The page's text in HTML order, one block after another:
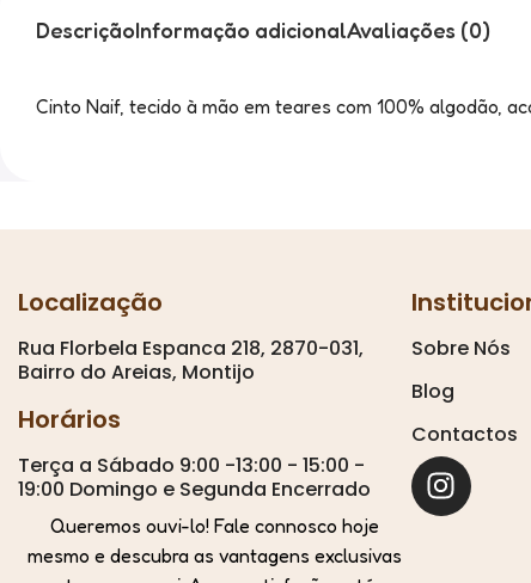
DescriçãoInformação adicionalAvaliações (0)
Cinto Naif, tecido à mão em teares com 100% algodão,
Localização
Rua Florbela Espanca 218, 2870-031,
Bairro do Areias, Montijo
Horários
Terça a Sábado 9:00 -13:00 - 15:00 -
19:00 Domingo e Segunda Encerrado
Queremos ouvi-lo! Fale connosco hoje
mesmo e descubra as vantagens exclusivas
Sobre Nós
Blog
Contactos